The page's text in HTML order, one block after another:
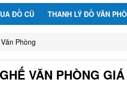
ĐỒ CŨ THANH LÝ ĐỒ VĂN
Phòng
VĂN PHÒNG